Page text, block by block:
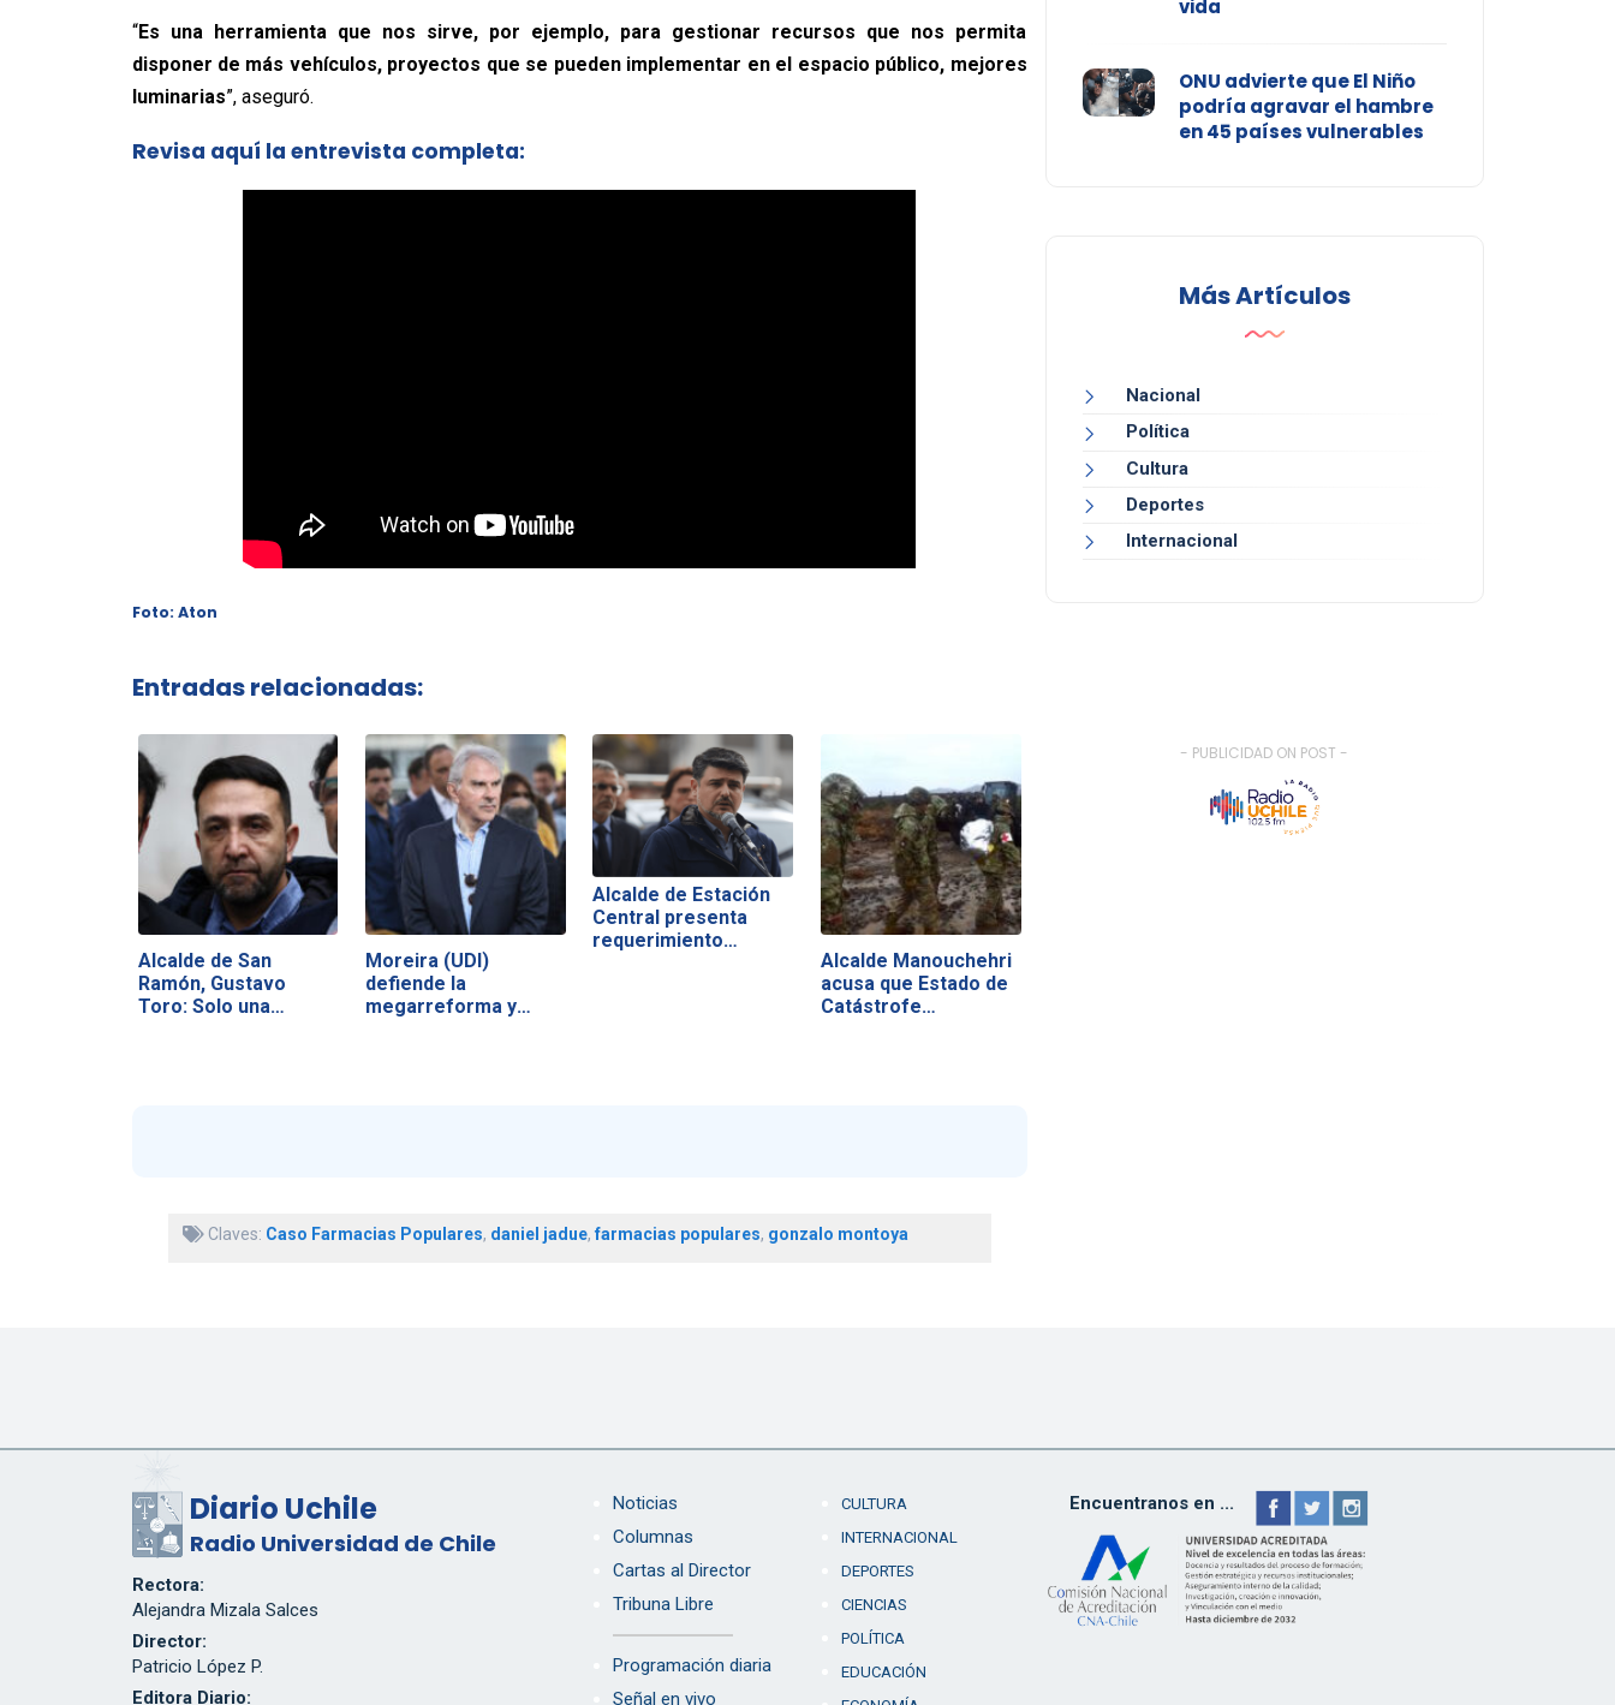
“Es una herramienta que nos sirve, por ejemplo, para gestionar recursos que nos permita
disponer de más vehículos, proyectos que se pueden implementar en el espacio público, mejores
luminarias”, aseguró.
Revisa aquí la entrevista completa:
Foto: Aton
Entradas relacionadas:
Alcalde de San
Ramón, Gustavo
Toro: Solo una…
Moreira (UDI)
defiende la
megarreforma y
Alcalde de Estación
Central presenta
requerimiento…
Alcalde Manouchehri
acusa que Estado de
Catástrofe…
Claves: Caso Farmacias Populares, daniel jadue,farmacias populares, gonzalo montoya
vida
ONU advierte que El Niño
podría agravar el hambre
en 45 países vulnerables
Más Artículos
Nacional
Política
Cultura
Deportes
Internacional
- PUBLICIDAD ON POST -
Diario Uchile
Radio Universidad de Chile
Rectora:
Alejandra Mizala Salces
Director:
Patricio López P.
Editora Diario:
Noticias
Columnas
Cartas al Director
Tribuna Libre
Programación diaria
Señal en vivo
CULTURA
INTERNACIONAL
DEPORTES
CIENCIAS
POLÍTICA
EDUCACIÓN
Encuentranos en ...